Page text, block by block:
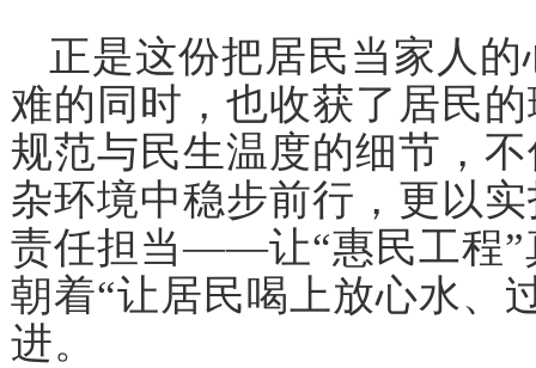
正是这份把居民当家人
难的同时，也收获了居民
规范与民生温度的细节，
杂环境中稳步前行，更以
责任担当——让“惠民工程”
朝着“让居民喝上放心水、
进。